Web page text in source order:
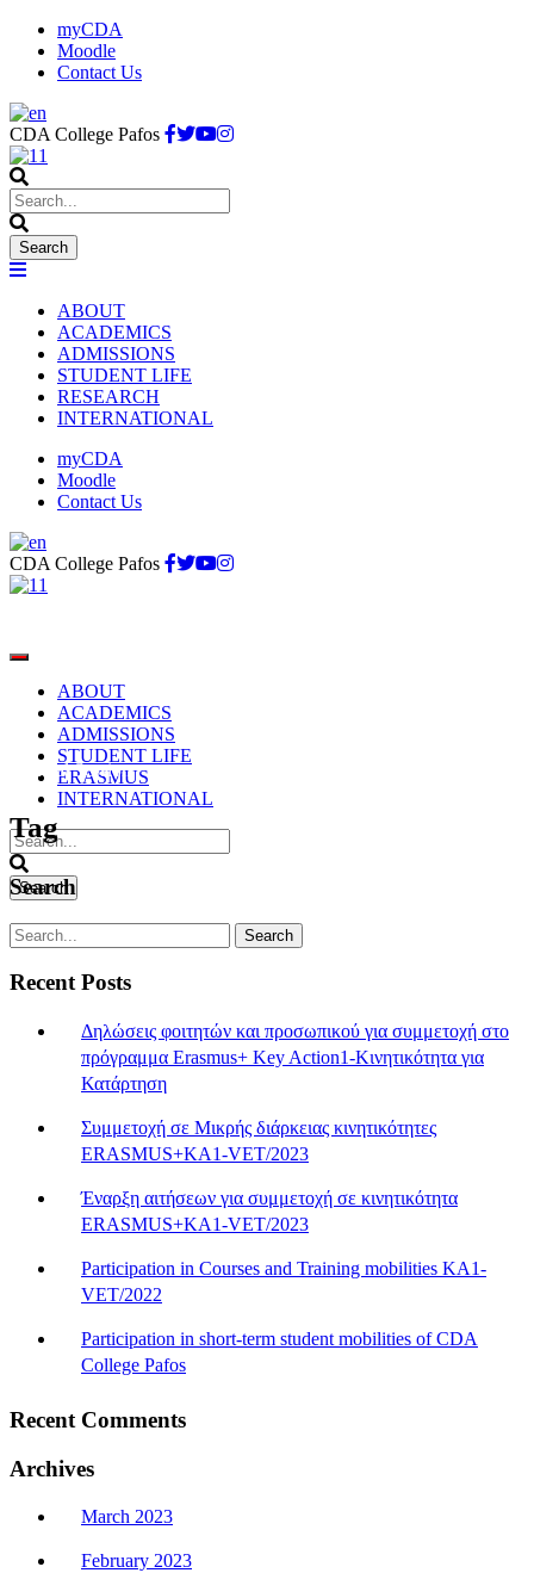
myCDA
Moodle
Contact Us
CDA College Pafos
ABOUT
ACADEMICS
ADMISSIONS
STUDENT LIFE
RESEARCH
INTERNATIONAL
myCDA
Moodle
Contact Us
CDA College Pafos
ABOUT
ACADEMICS
ADMISSIONS
STUDENT LIFE
ERASMUS
INTERNATIONAL
General Session
Tag
Search
Recent Posts
Δηλώσεις φοιτητών και προσωπικού για συμμετοχή στο
πρόγραμμα Erasmus+ Key Action1-Κινητικότητα για
Κατάρτηση
Συμμετοχή σε Μικρής διάρκειας κινητικότητες
ERASMUS+KA1-VET/2023
Έναρξη αιτήσεων για συμμετοχή σε κινητικότητα
ERASMUS+KA1-VET/2023
Participation in Courses and Training mobilities KA1-
VET/2022
Participation in short-term student mobilities of CDA
College Pafos
Recent Comments
Archives
March 2023
February 2023